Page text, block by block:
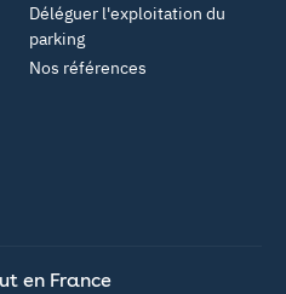
Déléguer l'exploitation du
parking
Nos références
en France